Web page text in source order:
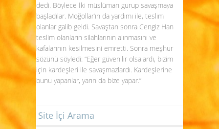
dedi. Böylece İki müslüman gurup savaşmaya
başladılar. Moğollar’ın da yardımı ile, teslim
olanlar galib geldi. Savaştan sonra Cengiz Han
teslim olanların silahlarının alınmasını ve
kafalarının kesilmesini emretti. Sonra meşhur
sözünü söyledi: “Eğer güvenilir olsalardı, bizim
için kardeşleri ile savaşmazlardı. Kardeşlerine
bunu yapanlar, yarın da bize yapar.”
Site İçi Arama